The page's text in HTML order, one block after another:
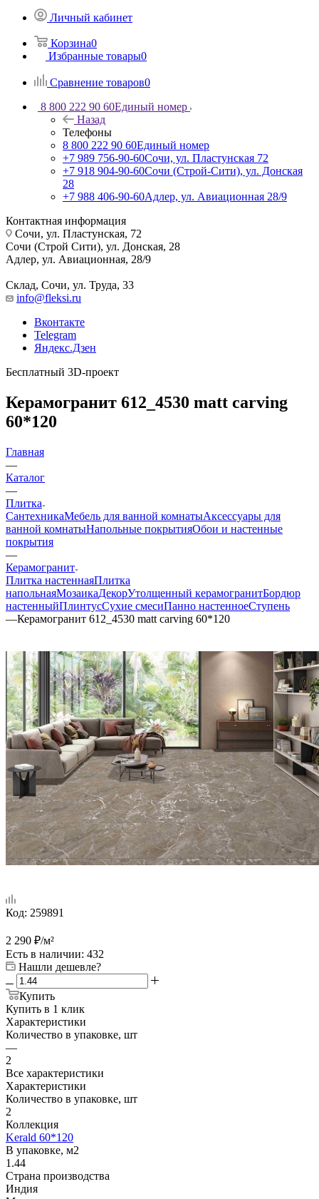
Личный кабинет
Корзина0
Избранные товары0
Сравнение товаров0
8 800 222 90 60Единый номер
Назад
Телефоны
8 800 222 90 60Единый номер
+7 989 756-90-60Сочи, ул. Пластунская 72
+7 918 904-90-60Сочи (Строй-Сити), ул. Донская
28
+7 988 406-90-60Адлер, ул. Авиационная 28/9
Контактная информация
Сочи, ул. Пластунская, 72
Сочи (Строй Сити), ул. Донская, 28
Адлер, ул. Авиационная, 28/9
Склад, Сочи, ул. Труда, 33
info@fleksi.ru
Вконтакте
Telegram
Яндекс.Дзен
Бесплатный 3D-проект
Керамогранит 612_4530 matt carving
60*120
Главная
—
Каталог
—
Плитка
СантехникаМебель для ванной комнатыАксессуары для
ванной комнатыНапольные покрытияОбои и настенные
покрытия
—
Керамогранит
Плитка настеннаяПлитка
напольнаяМозаикаДекорУтолщенный керамогранитБордюр
настенныйПлинтусСухие смесиПанно настенноеСтупень
—Керамогранит 612_4530 matt carving 60*120
Код: 259891
2 290 ₽/м²
Есть в наличии: 432
Нашли дешевле?
Купить
Купить в 1 клик
Характеристики
Количество в упаковке, шт
—
2
Все характеристики
Характеристики
Количество в упаковке, шт
2
Коллекция
Kerald 60*120
В упаковке, м2
1.44
Страна производства
Индия